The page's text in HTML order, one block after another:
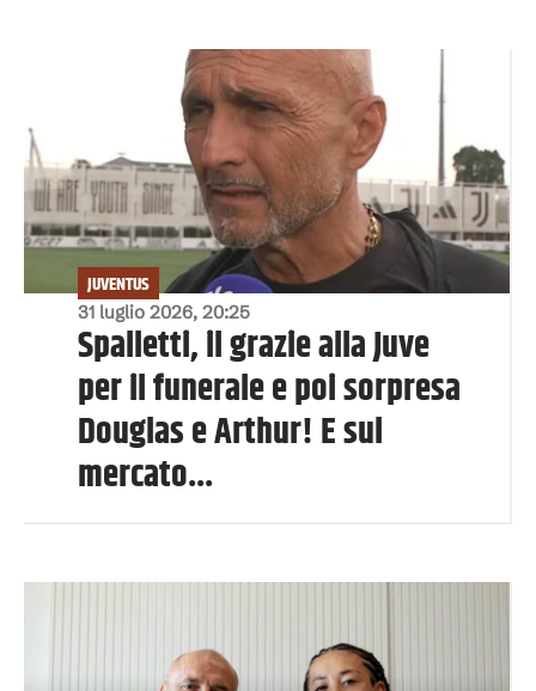
31 luglio 2026, 20:25
JUVENTUS
Spalletti, il grazie alla Juve
per il funerale e poi sorpresa
Douglas e Arthur! E sul
mercato...